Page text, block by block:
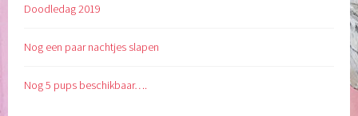
Doodledag 2019
Nog een paar nachtjes slapen
Nog 5 pups beschikbaar….